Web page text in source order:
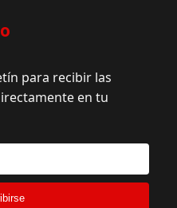
para recibir las
en tu